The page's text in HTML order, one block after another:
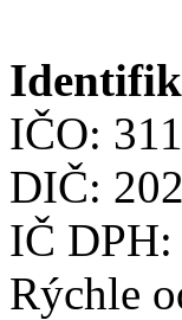
IČO:
DIČ:
IČ DPH:
Rýchle